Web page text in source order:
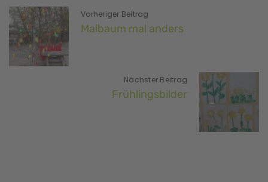
Vorheriger Beitrag
Maibaum mal anders
Nächster Beitrag
Frühlingsbilder